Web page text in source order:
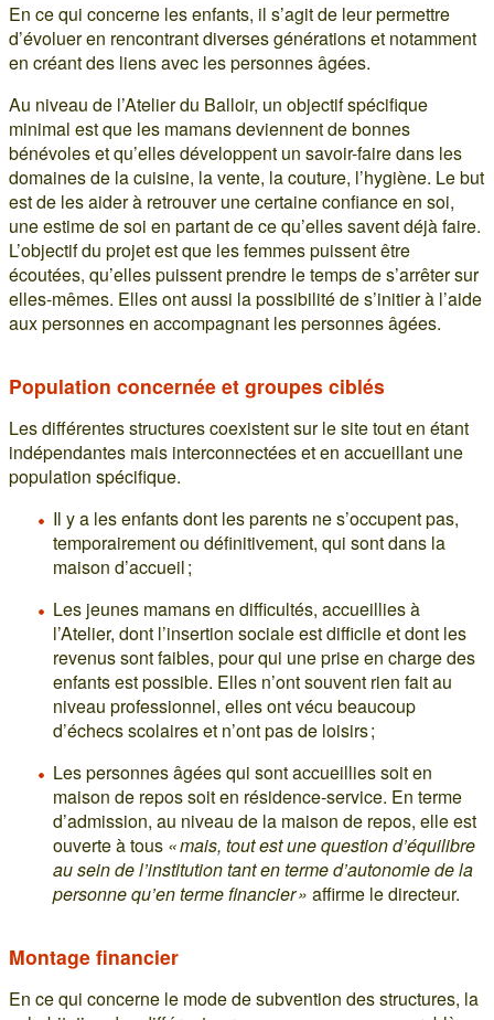
En ce qui concerne les enfants, il s’agit de leur permettre
d’évoluer en rencontrant diverses générations et notamment
en créant des liens avec les personnes âgées.
Au niveau de l’Atelier du Balloir, un objectif spécifique
minimal est que les mamans deviennent de bonnes
bénévoles et qu’elles développent un savoir-faire dans les
domaines de la cuisine, la vente, la couture, l’hygiène. Le but
est de les aider à retrouver une certaine confiance en soi,
une estime de soi en partant de ce qu’elles savent déjà faire.
L’objectif du projet est que les femmes puissent être
écoutées, qu’elles puissent prendre le temps de s’arrêter sur
elles-mêmes. Elles ont aussi la possibilité de s’initier à l’aide
aux personnes en accompagnant les personnes âgées.
Population concernée et groupes ciblés
Les différentes structures coexistent sur le site tout en étant
indépendantes mais interconnectées et en accueillant une
population spécifique.
Il y a les enfants dont les parents ne s’occupent pas,
temporairement ou définitivement, qui sont dans la
maison d’accueil ;
Les jeunes mamans en difficultés, accueillies à
l’Atelier, dont l’insertion sociale est difficile et dont les
revenus sont faibles, pour qui une prise en charge des
enfants est possible. Elles n’ont souvent rien fait au
niveau professionnel, elles ont vécu beaucoup
d’échecs scolaires et n’ont pas de loisirs ;
Les personnes âgées qui sont accueillies soit en
maison de repos soit en résidence-service. En terme
d’admission, au niveau de la maison de repos, elle est
ouverte à tous « mais, tout est une question d’équilibre
au sein de l’institution tant en terme d’autonomie de la
personne qu’en terme financier » affirme le directeur.
Montage financier
En ce qui concerne le mode de subvention des structures, la